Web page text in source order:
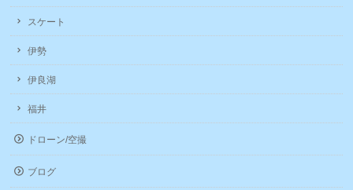
スケート
伊勢
伊良湖
福井
ドローン/空撮
ブログ